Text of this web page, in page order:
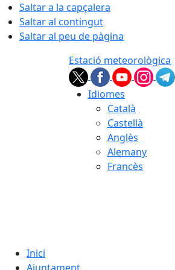
Saltar a la capçalera
Saltar al contingut
Saltar al peu de pàgina
Estació meteorològica
Idiomes
Català
Castellà
Anglès
Alemany
Francès
Inici